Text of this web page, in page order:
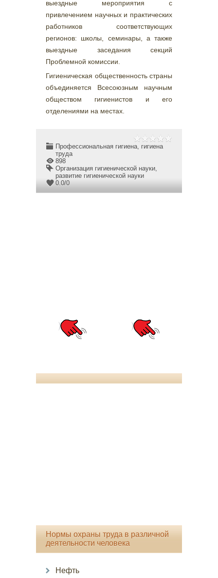
выездные мероприятия с
привлечением научных и практических
работников соответствующих
регионов: школы, семинары, а также
выездные заседания секций
Проблемной комиссии.
Гигиеническая общественность страны
объединяется Всесоюзным научным
обществом гигиенистов и его
отделениями на местах.
Профессиональная гигиена, гигиена
труда
898
Организация гигиенической науки,
развитие гигиенической науки
0.0/0
Нормы охраны труда в различной
деятельности человека
Нефть